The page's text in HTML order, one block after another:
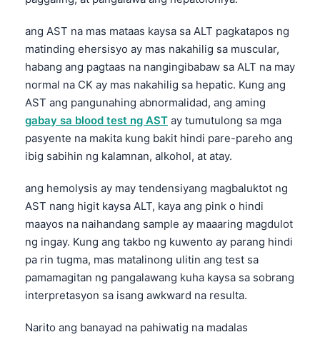
ang AST na mas mataas kaysa sa ALT pagkatapos ng
matinding ehersisyo ay mas nakahilig sa muscular,
habang ang pagtaas na nangingibabaw sa ALT na may
normal na CK ay mas nakahilig sa hepatic. Kung ang
AST ang pangunahing abnormalidad, ang aming
gabay sa blood test ng AST ay tumutulong sa mga
pasyente na makita kung bakit hindi pare-pareho ang
ibig sabihin ng kalamnan, alkohol, at atay.
ang hemolysis ay may tendensiyang magbaluktot ng
AST nang higit kaysa ALT, kaya ang pink o hindi
maayos na naihandang sample ay maaaring magdulot
ng ingay. Kung ang takbo ng kuwento ay parang hindi
pa rin tugma, mas matalinong ulitin ang test sa
pamamagitan ng pangalawang kuha kaysa sa sobrang
interpretasyon sa isang awkward na resulta.
Narito ang banayad na pahiwatig na madalas